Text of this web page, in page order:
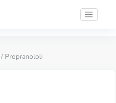
/ Propranololi